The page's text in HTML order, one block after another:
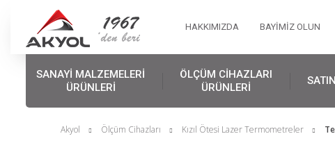
HAKKIMIZDA BAYİMİZ OLUN
SANAYİ MALZEMELERİ
ÜRÜNLERİ
ÖLÇÜM CİHAZLARI
ÜRÜNLERİ
Akyol Ölçüm Cihazları Kızıl Ötesi Lazer Termometreler